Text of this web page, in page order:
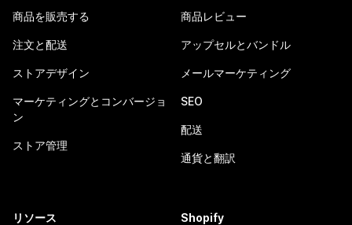
商品を販売する
注文と配送
ストアデザイン
マーケティングとコンバージョ
ン
ストア管理
商品レビュー
アップセルとバンドル
メールマーケティング
SEO
配送
通貨と翻訳
リソース Shopify